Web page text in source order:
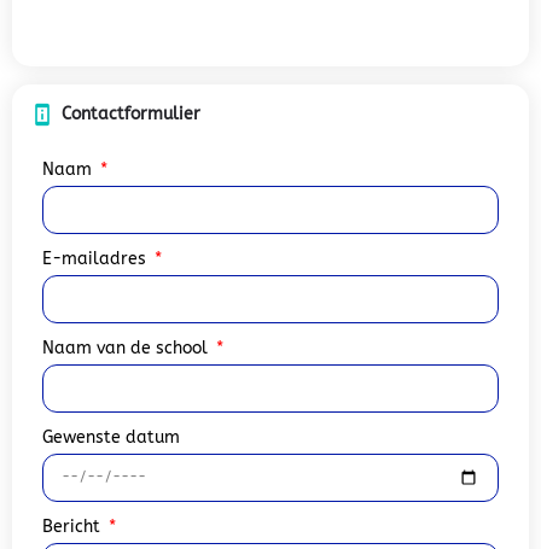
Contactformulier
Naam
E-mailadres
Naam van de school
Gewenste datum
Bericht